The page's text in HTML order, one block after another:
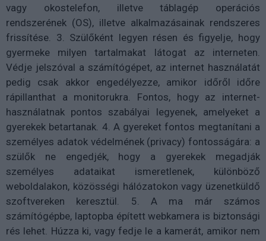
vagy okostelefon, illetve táblagép operációs
rendszerének (OS), illetve alkalmazásainak rendszeres
frissítése. 3. Szülőként legyen résen és figyelje, hogy
gyermeke milyen tartalmakat látogat az interneten.
Védje jelszóval a számítógépet, az internet használatát
pedig csak akkor engedélyezze, amikor időről időre
rápillanthat a monitorukra. Fontos, hogy az internet-
használatnak pontos szabályai legyenek, amelyeket a
gyerekek betartanak. 4. A gyereket fontos megtanítani a
személyes adatok védelmének (privacy) fontosságára: a
szülők ne engedjék, hogy a gyerekek megadják
személyes adataikat ismeretlenek, különböző
weboldalakon, közösségi hálózatokon vagy üzenetküldő
szoftvereken keresztül. 5. A ma már számos
számítógépbe, laptopba épített webkamera is biztonsági
rés lehet. Húzza ki, vagy fedje le a kamerát, amikor nem